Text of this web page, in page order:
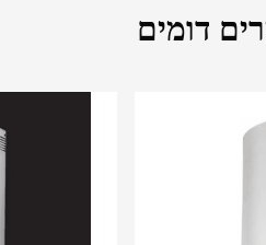
דומים